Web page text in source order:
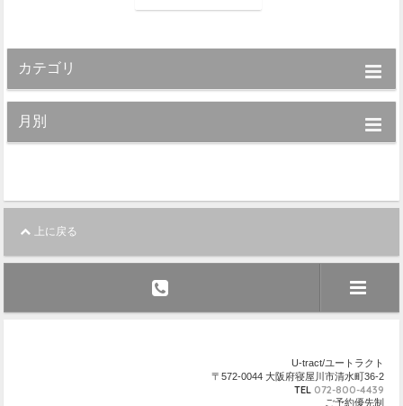
カテゴリ
月別
上に戻る
U-tract/ユートラクト
〒572-0044 大阪府寝屋川市清水町36-2
TEL 072-800-4439
ご予約優先制